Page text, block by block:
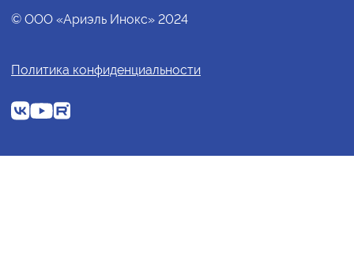
© ООО «Ариэль Инокс» 2024
Политика конфиденциальности